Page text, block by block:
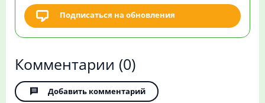
Подписаться на обновления
Комментарии (0)
Добавить комментарий